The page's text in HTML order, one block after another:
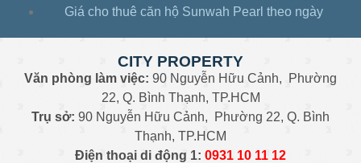
Giá cho thuê căn hộ Sunwah Pearl theo ngày
CITY PROPERTY
Văn phòng làm việc: 90 Nguyễn Hữu Cảnh, Phường
22, Q. Bình Thạnh, TP.HCM
Trụ sở: 90 Nguyễn Hữu Cảnh, Phường 22, Q. Bình
Thạnh, TP.HCM
Điện thoại di động 1: 0931 10 11 12